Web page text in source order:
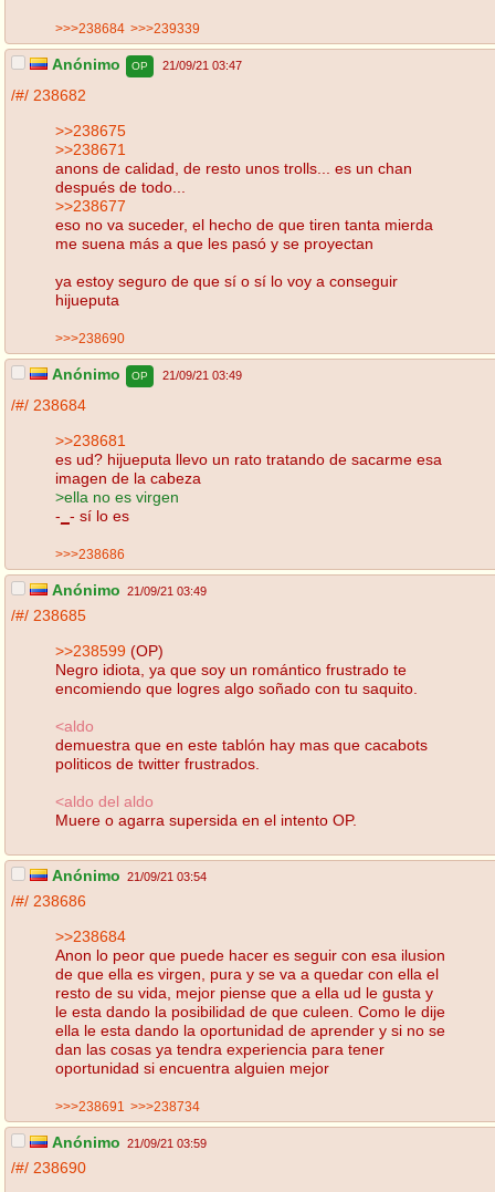
>>>238684 >>>239339
Anónimo OP 21/09/21 03:47
/#/ 238682
>>238675
>>238671
anons de calidad, de resto unos trolls... es un chan
después de todo...
>>238677
eso no va suceder, el hecho de que tiren tanta mierda
me suena más a que les pasó y se proyectan
ya estoy seguro de que sí o sí lo voy a conseguir
hijueputa
>>>238690
Anónimo OP 21/09/21 03:49
/#/ 238684
>>238681
es ud? hijueputa llevo un rato tratando de sacarme esa
imagen de la cabeza
>ella no es virgen
- - sí lo es
>>>238686
Anónimo 21/09/21 03:49
/#/ 238685
>>238599 (OP)
Negro idiota, ya que soy un romántico frustrado te
encomiendo que logres algo soñado con tu saquito.
<aldo
demuestra que en este tablón hay mas que cacabots
politicos de twitter frustrados.
<aldo del aldo
Muere o agarra supersida en el intento OP.
Anónimo 21/09/21 03:54
/#/ 238686
>>238684
Anon lo peor que puede hacer es seguir con esa ilusion
de que ella es virgen, pura y se va a quedar con ella el
resto de su vida, mejor piense que a ella ud le gusta y
le esta dando la posibilidad de que culeen. Como le dije
ella le esta dando la oportunidad de aprender y si no se
dan las cosas ya tendra experiencia para tener
oportunidad si encuentra alguien mejor
>>>238691 >>>238734
Anónimo 21/09/21 03:59
/#/ 238690